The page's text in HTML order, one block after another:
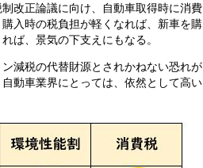
制改正論議に向け、自動車取得時に消費
購入時の税負担が軽くなれば、新車を購
ば、景気の下支えにもなる。
減税の代替財源とされかねない恐れが
動車業界にとっては、依然として高い